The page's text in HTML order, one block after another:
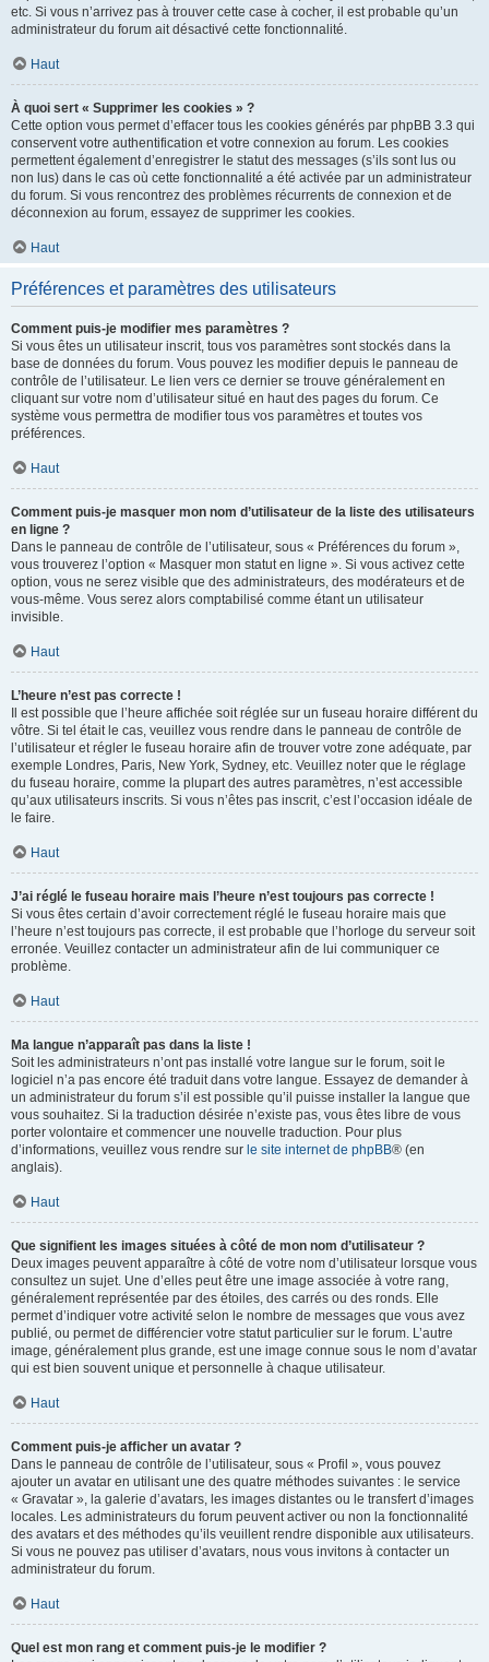
etc. Si vous n’arrivez pas à trouver cette case à cocher, il est probable qu’un
administrateur du forum ait désactivé cette fonctionnalité.
Haut
À quoi sert « Supprimer les cookies » ?
Cette option vous permet d’effacer tous les cookies générés par phpBB 3.3 qui
conservent votre authentification et votre connexion au forum. Les cookies
permettent également d’enregistrer le statut des messages (s’ils sont lus ou
non lus) dans le cas où cette fonctionnalité a été activée par un administrateur
du forum. Si vous rencontrez des problèmes récurrents de connexion et de
déconnexion au forum, essayez de supprimer les cookies.
Haut
Préférences et paramètres des utilisateurs
Comment puis-je modifier mes paramètres ?
Si vous êtes un utilisateur inscrit, tous vos paramètres sont stockés dans la
base de données du forum. Vous pouvez les modifier depuis le panneau de
contrôle de l’utilisateur. Le lien vers ce dernier se trouve généralement en
cliquant sur votre nom d’utilisateur situé en haut des pages du forum. Ce
système vous permettra de modifier tous vos paramètres et toutes vos
préférences.
Haut
Comment puis-je masquer mon nom d’utilisateur de la liste des utilisateurs
en ligne ?
Dans le panneau de contrôle de l’utilisateur, sous « Préférences du forum »,
vous trouverez l’option « Masquer mon statut en ligne ». Si vous activez cette
option, vous ne serez visible que des administrateurs, des modérateurs et de
vous-même. Vous serez alors comptabilisé comme étant un utilisateur
invisible.
Haut
L’heure n’est pas correcte !
Il est possible que l’heure affichée soit réglée sur un fuseau horaire différent du
vôtre. Si tel était le cas, veuillez vous rendre dans le panneau de contrôle de
l’utilisateur et régler le fuseau horaire afin de trouver votre zone adéquate, par
exemple Londres, Paris, New York, Sydney, etc. Veuillez noter que le réglage
du fuseau horaire, comme la plupart des autres paramètres, n’est accessible
qu’aux utilisateurs inscrits. Si vous n’êtes pas inscrit, c’est l’occasion idéale de
le faire.
Haut
J’ai réglé le fuseau horaire mais l’heure n’est toujours pas correcte !
Si vous êtes certain d’avoir correctement réglé le fuseau horaire mais que
l’heure n’est toujours pas correcte, il est probable que l’horloge du serveur soit
erronée. Veuillez contacter un administrateur afin de lui communiquer ce
problème.
Haut
Ma langue n’apparaît pas dans la liste !
Soit les administrateurs n’ont pas installé votre langue sur le forum, soit le
logiciel n’a pas encore été traduit dans votre langue. Essayez de demander à
un administrateur du forum s’il est possible qu’il puisse installer la langue que
vous souhaitez. Si la traduction désirée n’existe pas, vous êtes libre de vous
porter volontaire et commencer une nouvelle traduction. Pour plus
d’informations, veuillez vous rendre sur le site internet de phpBB® (en
anglais).
Haut
Que signifient les images situées à côté de mon nom d’utilisateur ?
Deux images peuvent apparaître à côté de votre nom d’utilisateur lorsque vous
consultez un sujet. Une d’elles peut être une image associée à votre rang,
généralement représentée par des étoiles, des carrés ou des ronds. Elle
permet d’indiquer votre activité selon le nombre de messages que vous avez
publié, ou permet de différencier votre statut particulier sur le forum. L’autre
image, généralement plus grande, est une image connue sous le nom d’avatar
qui est bien souvent unique et personnelle à chaque utilisateur.
Haut
Comment puis-je afficher un avatar ?
Dans le panneau de contrôle de l’utilisateur, sous « Profil », vous pouvez
ajouter un avatar en utilisant une des quatre méthodes suivantes : le service
« Gravatar », la galerie d’avatars, les images distantes ou le transfert d’images
locales. Les administrateurs du forum peuvent activer ou non la fonctionnalité
des avatars et des méthodes qu’ils veuillent rendre disponible aux utilisateurs.
Si vous ne pouvez pas utiliser d’avatars, nous vous invitons à contacter un
administrateur du forum.
Haut
Quel est mon rang et comment puis-je le modifier ?